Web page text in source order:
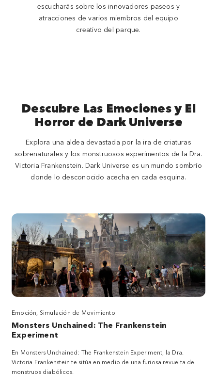
escucharás sobre los innovadores paseos y
atracciones de varios miembros del equipo
creativo del parque.
Descubre Las Emociones y El
Horror de Dark Universe
Explora una aldea devastada por la ira de criaturas
sobrenaturales y los monstruosos experimentos de la Dra.
Victoria Frankenstein. Dark Universe es un mundo sombrío
donde lo desconocido acecha en cada esquina.
Emoción, Simulación de Movimiento
Monsters Unchained: The Frankenstein
Experiment
En Monsters Unchained: The Frankenstein Experiment, la Dra.
Victoria Frankenstein te sitúa en medio de una furiosa revuelta de
monstruos diabólicos.